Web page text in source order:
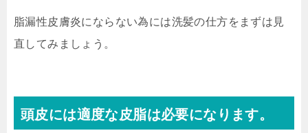
脂漏性皮膚炎にならない為には洗髪の仕方をまずは見
直してみましょう。
頭皮には適度な皮脂は必要になります。